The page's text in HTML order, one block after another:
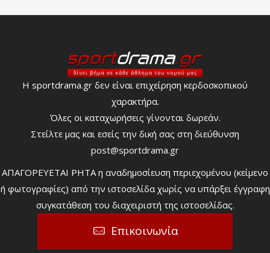
Η sportdrama.gr δεν είναι επιχείρηση κερδοσκοπικού
χαρακτήρα.
Όλες οι καταχωρήσεις γίνονται δωρεάν.
Στείλτε μας και εσείς την δική σας στη διεύθυνση
post@sportdrama.gr
ΑΠΑΓΟΡΕΥΕΤΑΙ ΡΗΤΑ η αναδημοσίευση περιεχομένου (κείμενο
ή φωτογραφίες) από την ιστοσελίδα χωρίς να υπάρξει έγγραφη
συγκατάθεση του διαχειριστή της ιστοσελίδας.
Επικοινωνία